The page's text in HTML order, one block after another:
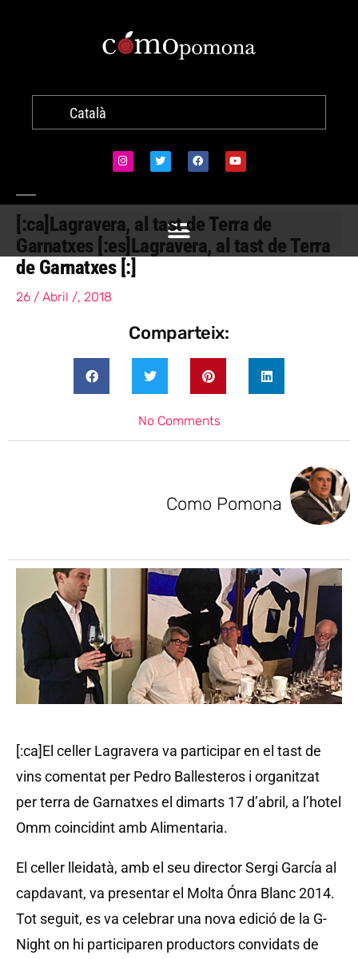
Català
[:ca]Lagravera, al tast de Terra de
Garnatxes [:es]Lagravera, al tast de Terra
de Garnatxes [:]
26 / Abril /, 2018
Comparteix:
No Comments
Como Pomona
[:ca]El celler Lagravera va participar en el tast de
vins comentat per Pedro Ballesteros i organitzat
per terra de Garnatxes el dimarts 17 d’abril, a l’hotel
Omm coincidint amb Alimentaria.
El celler lleidatà, amb el seu director Sergi García al
capdavant, va presentar el Molta Ónra Blanc 2014.
Tot seguit, es va celebrar una nova edició de la G-
Night on hi participaren productors convidats de